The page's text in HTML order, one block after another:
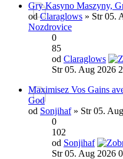
Gry Kasyno Maszyny,
odClaraglows » Str 05.
Nozdrovice
0
85
od Claraglows
Str 05. Aug 2026
Maximisez Vos Gains
God
od Sonjihaf» Str 05.
0
102
od Sonjihaf
Str 05. Aug 2026